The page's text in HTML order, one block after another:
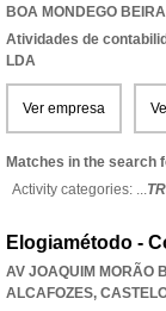
BOA MONDEGO BEIRA
Atividades de
LDA
Ver empresa
Matches in the search
Activity categories: ...
Elogiamétodo -
AV JOAQUIM MORÃO
ALCAFOZES,